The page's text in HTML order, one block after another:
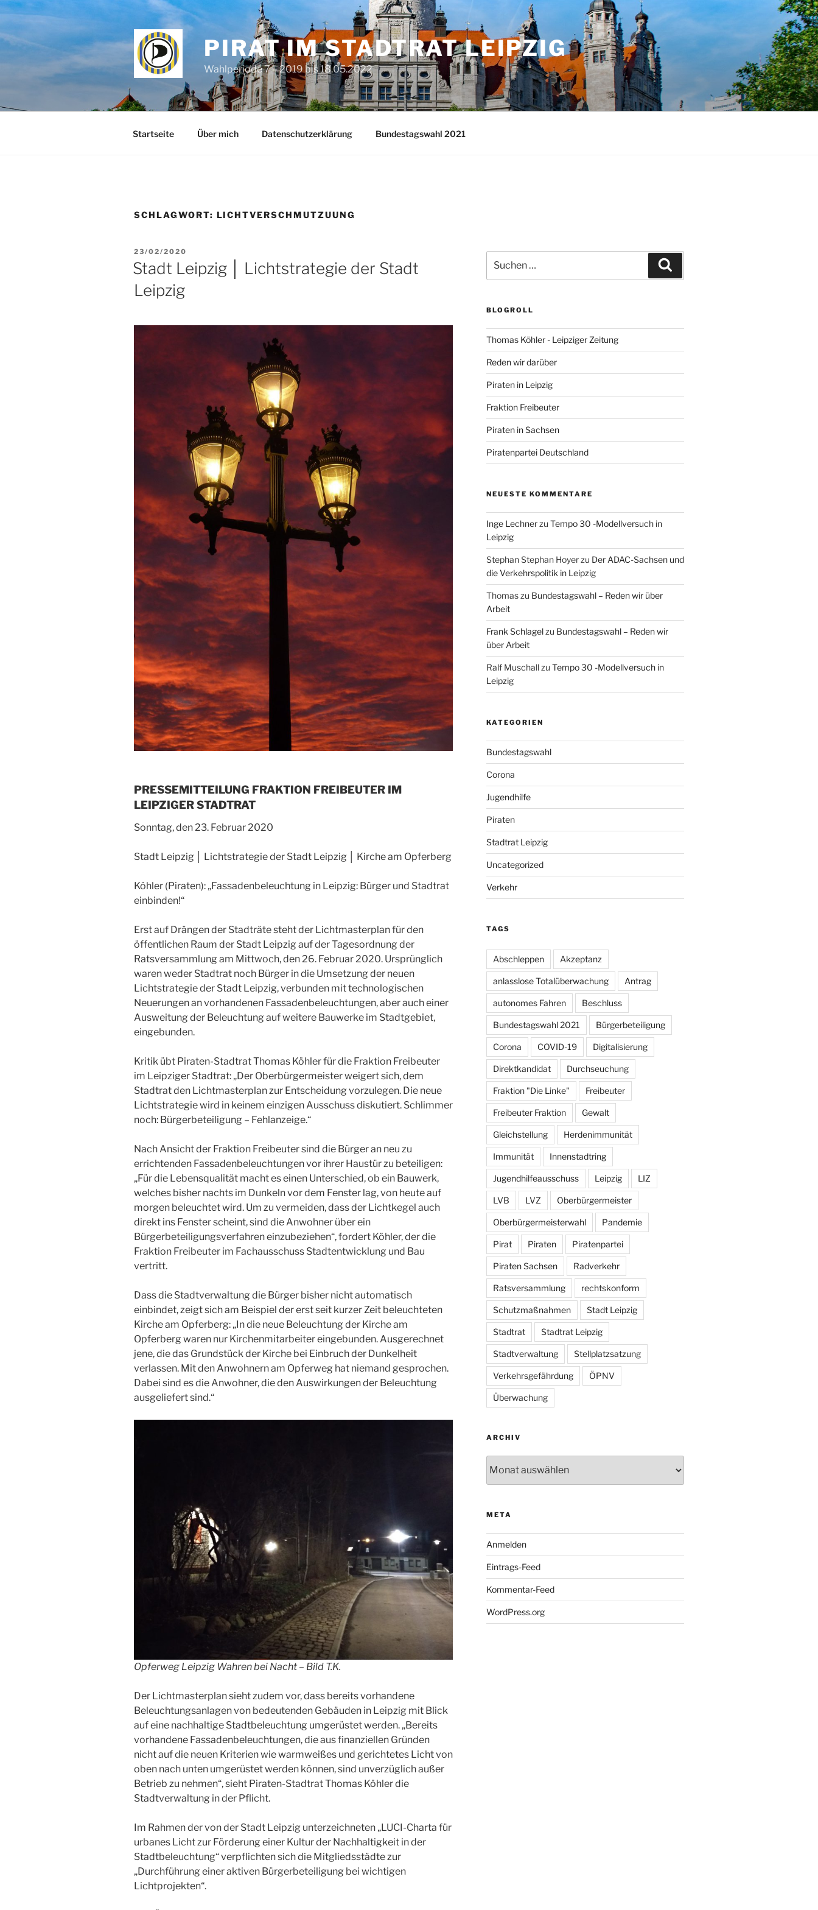
Zum
springen
PIRAT IM STADTRAT LEIPZIG
Wahlperiode 7 – 2019 bis 18.05.2022
Startseite Über mich Datenschutzerklärung Bundestagswahl 2021
SCHLAGWORT: LICHTVERSCHMUTZUUNG
VERÖFFENTLICHT
AM
23/02/2020
Stadt Leipzig │ Lichtstrategie der Stadt
Leipzig
PRESSEMITTEILUNG FRAKTION FREIBEUTER IM
LEIPZIGER STADTRAT
Sonntag, den 23. Februar 2020
Stadt Leipzig │ Lichtstrategie der Stadt Leipzig │ Kirche am Opferberg
Köhler (Piraten): „Fassadenbeleuchtung in Leipzig: Bürger und Stadtrat
einbinden!“
Erst auf Drängen der Stadträte steht der Lichtmasterplan für den
öffentlichen Raum der Stadt Leipzig auf der Tagesordnung der
Ratsversammlung am Mittwoch, den 26. Februar 2020. Ursprünglich
waren weder Stadtrat noch Bürger in die Umsetzung der neuen
Lichtstrategie der Stadt Leipzig, verbunden mit technologischen
Neuerungen an vorhandenen Fassadenbeleuchtungen, aber auch einer
Ausweitung der Beleuchtung auf weitere Bauwerke im Stadtgebiet,
eingebunden.
Kritik übt Piraten-Stadtrat Thomas Köhler für die Fraktion Freibeuter
im Leipziger Stadtrat: „Der Oberbürgermeister weigert sich, dem
Stadtrat den Lichtmasterplan zur Entscheidung vorzulegen. Die neue
Lichtstrategie wird in keinem einzigen Ausschuss diskutiert. Schlimmer
noch: Bürgerbeteiligung – Fehlanzeige.“
Nach Ansicht der Fraktion Freibeuter sind die Bürger an neu zu
errichtenden Fassadenbeleuchtungen vor ihrer Haustür zu beteiligen:
„Für die Lebensqualität macht es einen Unterschied, ob ein Bauwerk,
welches bisher nachts im Dunkeln vor dem Fenster lag, von heute auf
morgen beleuchtet wird. Um zu vermeiden, dass der Lichtkegel auch
direkt ins Fenster scheint, sind die Anwohner über ein
Bürgerbeteiligungsverfahren einzubeziehen“, fordert Köhler, der die
Fraktion Freibeuter im Fachausschuss Stadtentwicklung und Bau
vertritt.
Dass die Stadtverwaltung die Bürger bisher nicht automatisch
einbindet, zeigt sich am Beispiel der erst seit kurzer Zeit beleuchteten
Kirche am Opferberg: „In die neue Beleuchtung der Kirche am
Opferberg waren nur Kirchenmitarbeiter eingebunden. Ausgerechnet
jene, die das Grundstück der Kirche bei Einbruch der Dunkelheit
verlassen. Mit den Anwohnern am Opferweg hat niemand gesprochen.
Dabei sind es die Anwohner, die den Auswirkungen der Beleuchtung
ausgeliefert sind.“
Opferweg Leipzig Wahren bei Nacht – Bild T.K.
Der Lichtmasterplan sieht zudem vor, dass bereits vorhandene
Beleuchtungsanlagen von bedeutenden Gebäuden in Leipzig mit Blick
auf eine nachhaltige Stadtbeleuchtung umgerüstet werden. „Bereits
vorhandene Fassadenbeleuchtungen, die aus finanziellen Gründen
nicht auf die neuen Kriterien wie warmweißes und gerichtetes Licht von
oben nach unten umgerüstet werden können, sind unverzüglich außer
Betrieb zu nehmen“, sieht Piraten-Stadtrat Thomas Köhler die
Stadtverwaltung in der Pflicht.
Im Rahmen der von der Stadt Leipzig unterzeichneten „LUCI-Charta für
urbanes Licht zur Förderung einer Kultur der Nachhaltigkeit in der
Stadtbeleuchtung“ verpflichten sich die Mitgliedsstädte zur
„Durchführung einer aktiven Bürgerbeteiligung bei wichtigen
Lichtprojekten“.
nach:
BLOGROLL
Thomas Köhler - Leipziger Zeitung
Reden wir darüber
Piraten in Leipzig
Fraktion Freibeuter
Piraten in Sachsen
Piratenpartei Deutschland
NEUESTE KOMMENTARE
Inge Lechnerzu Tempo 30 -Modellversuch in
Leipzig
Stephan Stephan Hoyerzu Der ADAC-Sachsen und
die Verkehrspolitik in Leipzig
Thomaszu Bundestagswahl – Reden wir über
Arbeit
Frank Schlagelzu Bundestagswahl – Reden wir
über Arbeit
Ralf Muschallzu Tempo 30 -Modellversuch in
Leipzig
KATEGORIEN
Bundestagswahl
Corona
Jugendhilfe
Piraten
Stadtrat Leipzig
Uncategorized
Verkehr
TAGS
Abschleppen Akzeptanz
anlasslose Totalüberwachung Antrag
autonomes Fahren Beschluss
Bundestagswahl 2021 Bürgerbeteiligung
Corona COVID-19 Digitalisierung
Direktkandidat Durchseuchung
Fraktion "Die Linke" Freibeuter
Freibeuter Fraktion Gewalt
Gleichstellung Herdenimmunität
Immunität Innenstadtring
Jugendhilfeausschuss Leipzig LIZ
LVB LVZ Oberbürgermeister
Oberbürgermeisterwahl Pandemie
Pirat Piraten Piratenpartei
Piraten Sachsen Radverkehr
Ratsversammlung rechtskonform
Schutzmaßnahmen Stadt Leipzig
Stadtrat Stadtrat Leipzig
Stadtverwaltung Stellplatzsatzung
Verkehrsgefährdung ÖPNV
Überwachung
ARCHIV
META
Anmelden
Eintrags-Feed
Kommentar-Feed
WordPress.org